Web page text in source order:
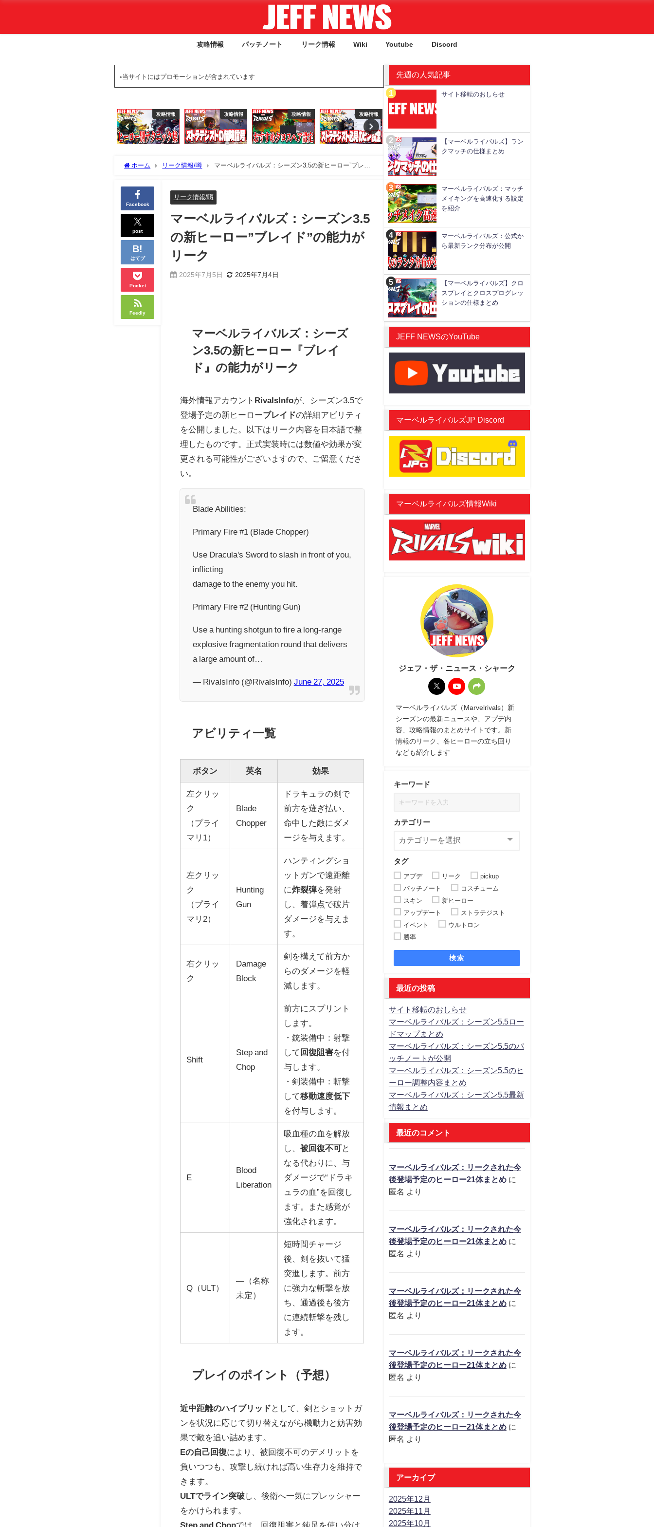
攻略情報 パッチノート リーク情報 Wiki Youtube Discord
◦当サイトにはプロモーションが含まれています
攻略情報 攻略情報 攻略情報 基本情報 攻略情報
ホーム リーク情報/噂
マーベルライバルズ：シーズン3.5の新ヒーロー”ブレイ
Facebook
post
はてブ
Pocket
Feedly
リーク情報/噂
マーベルライバルズ：シーズン3.5
の新ヒーロー”ブレイド”の能力が
リーク
2025年7月5日 2025年7月4日
マーベルライバルズ：シーズ
ン3.5の新ヒーロー『ブレイ
ド』の能力がリーク
海外情報アカウント RivalsInfoが、シーズン3.5で
登場予定の新ヒーローブレイドの詳細アビリティ
を公開しました。以下はリーク内容を日本語で整
理したものです。正式実装時には数値や効果が変
更される可能性がございますので、ご留意くださ
い。
Blade Abilities:
Primary Fire #1 (Blade Chopper)
Use Dracula's Sword to slash in front of you,
inflicting
damage to the enemy you hit.
Primary Fire #2 (Hunting Gun)
Use a hunting shotgun to fire a long-range
explosive fragmentation round that delivers
a large amount of…
— RivalsInfo (@RivalsInfo) June 27, 2025
アビリティ一覧
ボタン 英名 効果
左クリッ
ク
（プライ
マリ1）
Blade
Chopper
ドラキュラの剣で
前方を薙ぎ払い、
命中した敵にダメ
ージを与えます。
左クリッ
ク
（プライ
マリ2）
Hunting
Gun
ハンティングショ
ットガンで遠距離
に炸裂弾を発射
し、着弾点で破片
ダメージを与えま
す。
右クリッ
ク
Damage
Block
剣を構えて前方か
らのダメージを軽
減します。
Shift
Step and
Chop
前方にスプリント
します。
・銃装備中：射撃
して 回復阻害を付
与します。
・剣装備中：斬撃
して移動速度低下
を付与します。
E
Blood
Liberation
吸血種の血を解放
し、被回復不可と
なる代わりに、与
ダメージで“ドラキ
ュラの血”を回復し
ます。また感覚が
強化されます。
Q（ULT）
―（名称
未定）
短時間チャージ
後、剣を抜いて猛
突進します。前方
に強力な斬撃を放
ち、通過後も後方
に連続斬撃を残し
ます。
プレイのポイント（予想）
近中距離のハイブリッド として、剣とショットガ
ンを状況に応じて切り替えながら機動力と妨害効
果で敵を追い詰めます。
Eの自己回復により、被回復不可のデメリットを
負いつつも、攻撃し続ければ高い生存力を維持で
きます。
ULTでライン突破し、後衛へ一気にプレッシャー
をかけられます。
Step and Chopでは、回復阻害と鈍足を使い分け
先週の人気記事
サイト移転のおしらせ
【マーベルライバルズ】ラン
クマッチの仕様まとめ
マーベルライバルズ：マッチ
メイキングを高速化する設定
を紹介
マーベルライバルズ：公式か
ら最新ランク分布が公開
【マーベルライバルズ】クロ
スプレイとクロスプログレッ
ションの仕様まとめ
JEFF NEWSのYouTube
マーベルライバルズJP Discord
マーベルライバルズ情報Wiki
ジェフ・ザ・ニュース・シャーク
マーベルライバルズ（Marvelrivals）新
シーズンの最新ニュースや、アプデ内
容、攻略情報のまとめサイトです。新
情報のリーク、各ヒーローの立ち回り
なども紹介します
キーワード
カテゴリー
タグ
アプデ リーク
pickup
パッチノート
コスチューム
スキン
新ヒーロー
アップデート
ストラテジスト
イベント
ウルトロン
勝率
検索
最近の投稿
サイト移転のおしらせ
マーベルライバルズ：シーズン5.5ロー
ドマップまとめ
マーベルライバルズ：シーズン5.5のパ
ッチノートが公開
マーベルライバルズ：シーズン5.5のヒ
ーロー調整内容まとめ
マーベルライバルズ：シーズン5.5最新
情報まとめ
最近のコメント
マーベルライバルズ：リークされた今
後登場予定のヒーロー21体まとめに
匿名
より
マーベルライバルズ：リークされた今
後登場予定のヒーロー21体まとめに
匿名
より
マーベルライバルズ：リークされた今
後登場予定のヒーロー21体まとめに
匿名
より
マーベルライバルズ：リークされた今
後登場予定のヒーロー21体まとめに
匿名 より
マーベルライバルズ：リークされた今
後登場予定のヒーロー21体まとめに
匿名 より
アーカイブ
2025年12月
2025年11月
2025年10月